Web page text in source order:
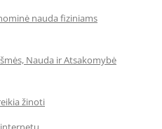
nauda fiziniams
Nauda ir Atsakomybė
žinoti